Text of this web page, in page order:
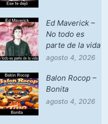
Ed Maverick –
No todo es
parte de la vida
agosto 4, 2026
Balon Rocop –
Bonita
agosto 4, 2026